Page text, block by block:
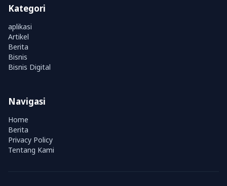
Kategori
aplikasi
Artikel
Berita
Bisnis
Bisnis Digital
Navigasi
Home
Berita
Privacy Policy
Tentang Kami